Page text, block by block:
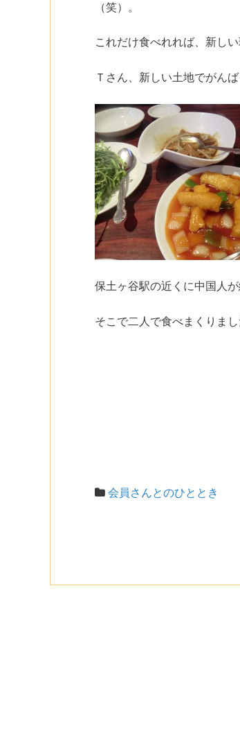
（笑）。
これだけ食べれれば、新し
Ｔさん、新しい土地でがんば
保土ヶ谷駅の近くに中国人
そこで二人で食べまくりまし
会員さんとのひととき